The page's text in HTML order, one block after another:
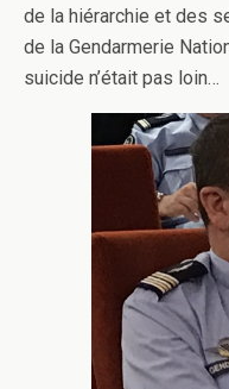
de la hiérarchie et des
de la Gendarmerie
suicide n’était pas loin…